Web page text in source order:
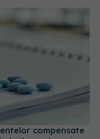
compensate